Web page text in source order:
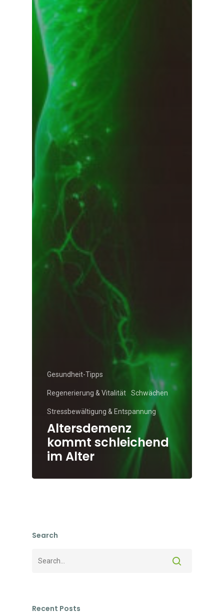
Gesundheit-Tipps
Regenerierung & Vitalität Schwächen
Stressbewältigung & Entspannung
Altersdemenz
kommt schleichend
im Alter
Search
Recent Posts